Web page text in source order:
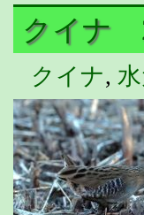
クイナ
クイナ,